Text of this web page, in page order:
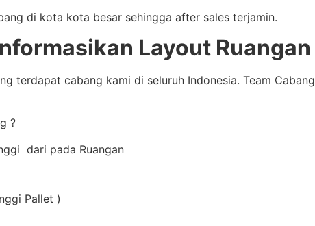
di kota kota besar sehingga after sales terjamin.
Layout Ruangan
terdapat cabang kami di seluruh Indonesia. Team
?
dari pada Ruangan
Pallet )